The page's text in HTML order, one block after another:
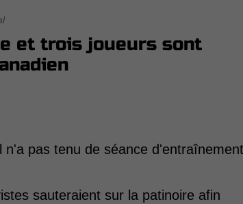
et trois joueurs sont
pas tenu de séance d'entraînement
sauteraient sur la patinoire afin